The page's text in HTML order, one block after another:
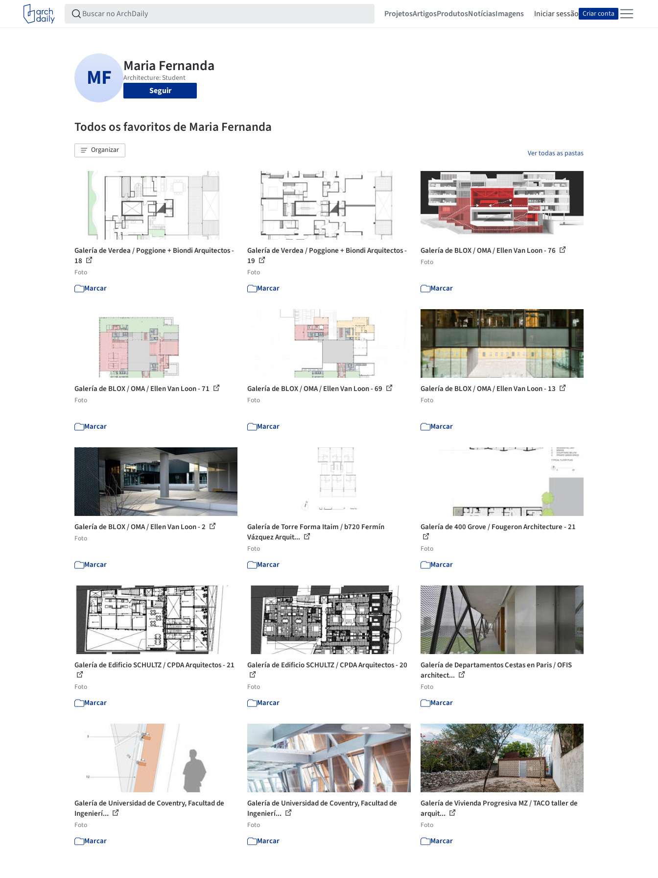
ProjetosArtigosProdutosNotíciasImagens Iniciar sessão Criar conta
Seguir
Todos os favoritos de Maria Fernanda
Organizar Ver todas as pastas
Galería de Verdea / Poggione + Biondi Arquitectos -
18
Foto
Marcar
Galería de Verdea / Poggione + Biondi Arquitectos -
19
Foto
Marcar
Galería de BLOX / OMA / Ellen Van Loon - 76
Foto
Marcar
Galería de BLOX / OMA / Ellen Van Loon - 71
Foto
Marcar
Galería de BLOX / OMA / Ellen Van Loon - 69
Foto
Marcar
Galería de BLOX / OMA / Ellen Van Loon - 13
Foto
Marcar
Galería de BLOX / OMA / Ellen Van Loon - 2
Foto
Marcar
Galería de Torre Forma Itaim / b720 Fermín
Vázquez Arquit...
Foto
Marcar
Galería de 400 Grove / Fougeron Architecture - 21
Foto
Marcar
Galería de Edificio SCHULTZ / CPDA Arquitectos - 21
Foto
Marcar
Galería de Edificio SCHULTZ / CPDA Arquitectos - 20
Foto
Marcar
Galería de Departamentos Cestas en Paris / OFIS
architect...
Foto
Marcar
Galería de Universidad de Coventry, Facultad de
Ingenierí...
Foto
Marcar
Galería de Universidad de Coventry, Facultad de
Ingenierí...
Foto
Marcar
Galería de Vivienda Progresiva MZ / TACO taller de
arquit...
Foto
Marcar